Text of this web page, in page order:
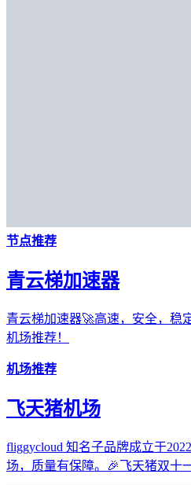
节点推荐
青云梯加速器
青云梯加速器🚀高速，安全，稳
机场推荐！
机场推荐
飞天猪机场
fliggycloud 知名子品牌成立于
场，质量有保障。🎉飞天猪双十